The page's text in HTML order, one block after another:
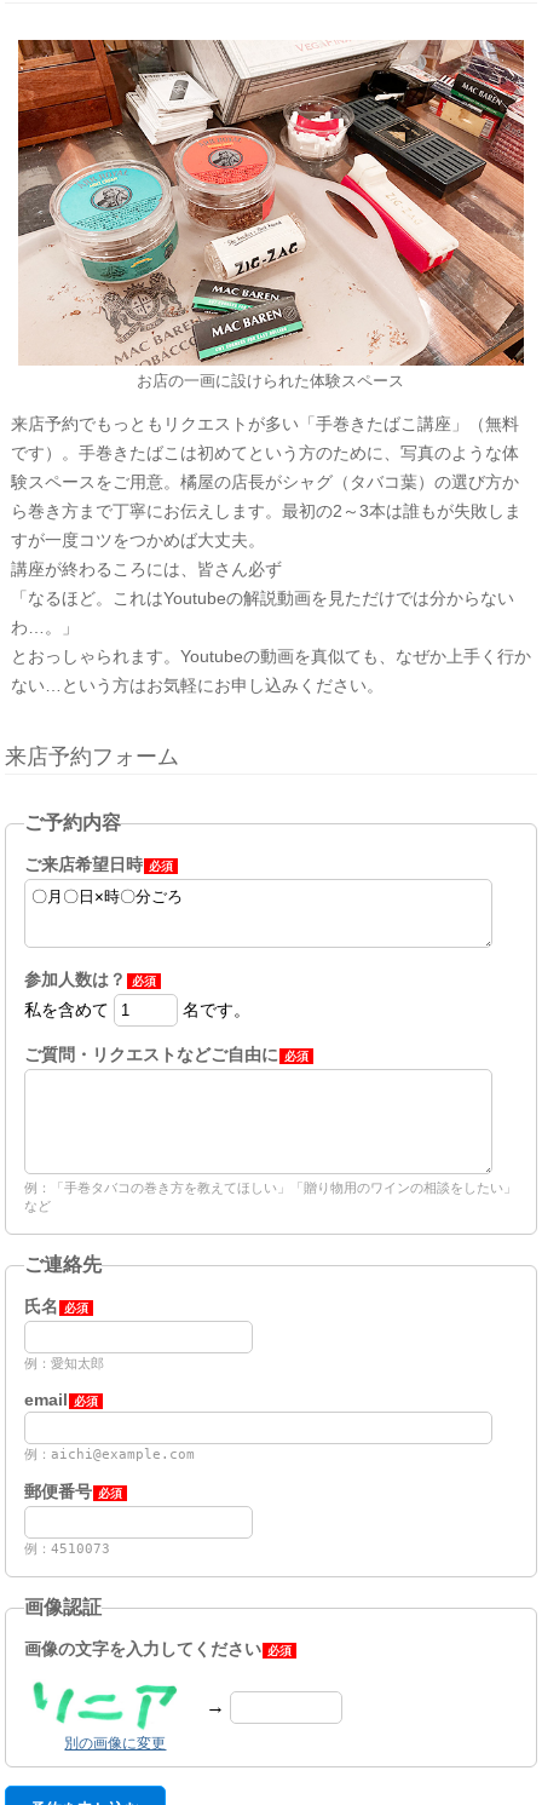
お店の一画に設けられた体験スペース
来店予約でもっともリクエストが多い「手巻きたばこ講座」（無料
です）。手巻きたばこは初めてという方のために、写真のような体
験スペースをご用意。橘屋の店長がシャグ（タバコ葉）の選び方か
ら巻き方まで丁寧にお伝えします。最初の2～3本は誰もが失敗しま
すが一度コツをつかめば大丈夫。
講座が終わるころには、皆さん必ず
「なるほど。これはYoutubeの解説動画を見ただけでは分からない
わ…。」
とおっしゃられます。Youtubeの動画を真似ても、なぜか上手く行か
ない…という方はお気軽にお申し込みください。
来店予約フォーム
ご予約内容
ご来店希望日時 必須
参加人数は？ 必須
私を含めて 名です。
ご質問・リクエストなどご自由に 必須
例：「手巻タバコの巻き方を教えてほしい」「贈り物用のワインの相談をしたい」
など
ご連絡先
氏名 必須
例：愛知太郎
email 必須
例：aichi@example.com
郵便番号 必須
例：4510073
画像認証
画像の文字を入力してください 必須
別の画像に変更
→